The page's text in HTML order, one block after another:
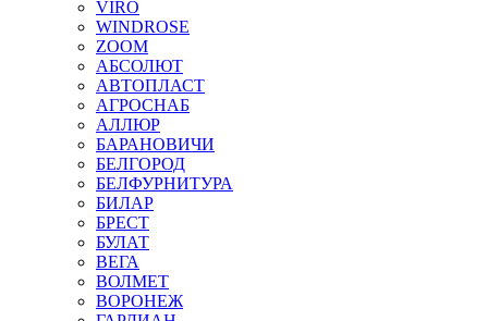
VIRO
WINDROSE
ZOOM
АБСОЛЮТ
АВТОПЛАСТ
АГРОСНАБ
АЛЛЮР
БАРАНОВИЧИ
БЕЛГОРОД
БЕЛФУРНИТУРА
БИЛАР
БРЕСТ
БУЛАТ
ВЕГА
ВОЛМЕТ
ВОРОНЕЖ